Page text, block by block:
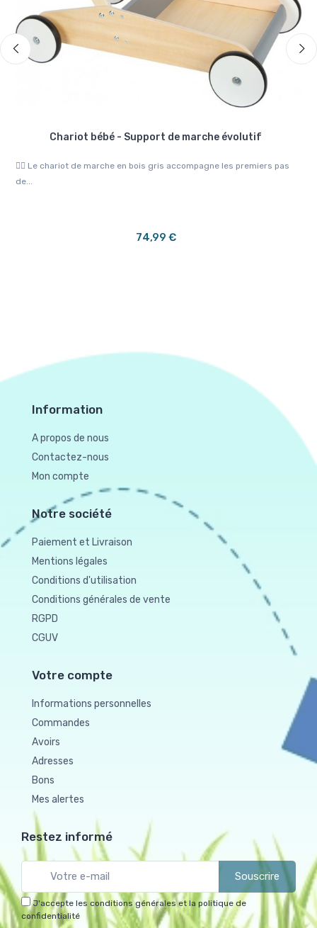
Chariot bébé - Support de marche évolutif
🚶‍♂️ Le chariot de marche en bois gris accompagne les premiers pas
de...
74,99 €
Information
A propos de nous
Contactez-nous
Mon compte
Notre société
Paiement et Livraison
Mentions légales
Conditions d'utilisation
Conditions générales de vente
RGPD
CGUV
Votre compte
Informations personnelles
Commandes
Avoirs
Adresses
Bons
Mes alertes
Restez informé
Souscrire
J'accepte les conditions générales et la politique de
confidentialité